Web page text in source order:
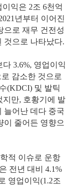
익은 2조 6천억
년부터 이어진
으로 재무 건전성
것으로 나타났다.
3.6%, 영업이익
감소한 것으로
(KDCI) 및 발틱
지만, 호황기에 발
늘어난 데다 중국
이 줄어든 영향으
적 이슈로 운항
전년 대비 4.1%
영업이익(1.2조